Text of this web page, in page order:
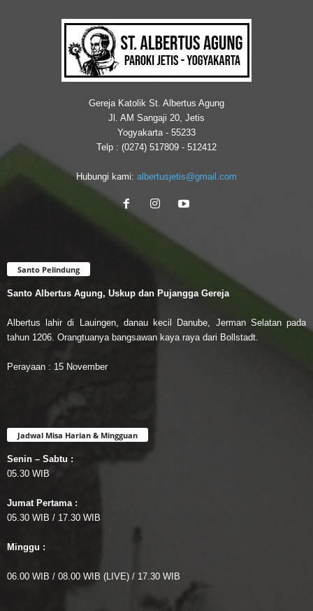
Gereja Katolik St. Albertus Agung
Jl. AM Sangaji 20, Jetis
Yogyakarta - 55233
Telp : (0274) 517809 - 512412
Hubungi kami: albertusjetis@gmail.com
Santo Pelindung
Santo Albertus Agung, Uskup dan Pujangga Gereja
Albertus lahir di Lauingen, danau kecil Danube, Jerman Selatan pada
tahun 1206. Orangtuanya bangsawan kaya raya dari Bollstadt.
Perayaan : 15 November
Jadwal Misa Harian & Mingguan
Senin – Sabtu :
05.30 WIB
Jumat Pertama :
05.30 WIB / 17.30 WIB
Minggu :
06.00 WIB / 08.00 WIB (LIVE) / 17.30 WIB